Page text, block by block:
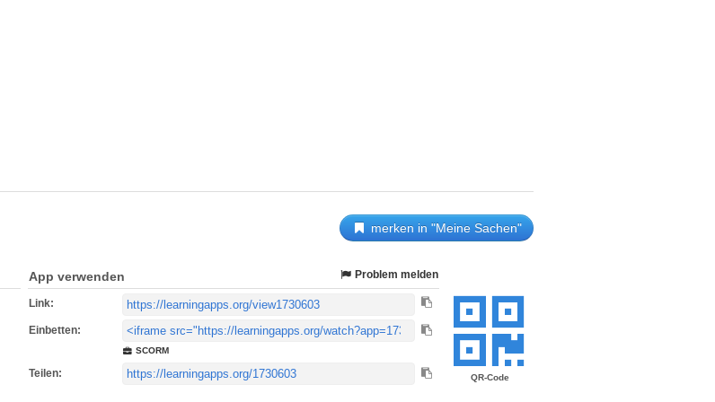
merken in "Meine Sachen"
QR-Code
App verwenden Problem melden
Link:
Einbetten:
SCORM
Teilen: